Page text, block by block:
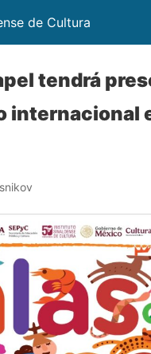
de Cultura
tendrá
internacional